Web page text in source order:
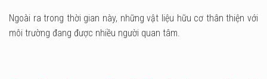
Ngoài ra trong thời gian này, những vật liệu hữu cơ thân thiện với
môi trường đang được nhiều người quan tâm.